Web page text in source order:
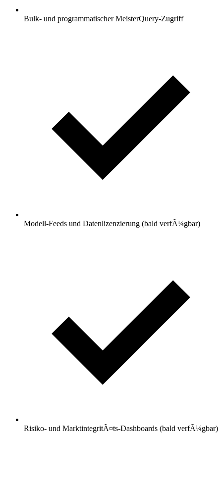
Bulk- und programmatischer MeisterQuery-Zugriff
Modell-Feeds und Datenlizenzierung (bald verfÃ¼gbar)
Risiko- und MarktintegritÃ¤ts-Dashboards (bald verfÃ¼gbar)